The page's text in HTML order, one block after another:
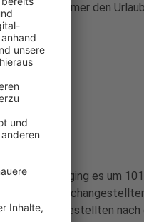
Arbeitnehmer den
In einem ging es um
nach